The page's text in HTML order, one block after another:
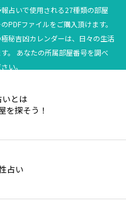
占いで使用される27種類の部屋
PDFファイルをご購入頂けます。
秘吉凶カレンダーは、日々の生活
。 あなたの所属部屋番号を調べ
い。
とは
を探そう！
占い